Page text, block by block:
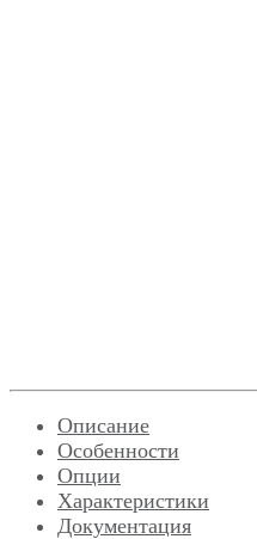
Описание
Особенности
Опции
Характеристики
Документация